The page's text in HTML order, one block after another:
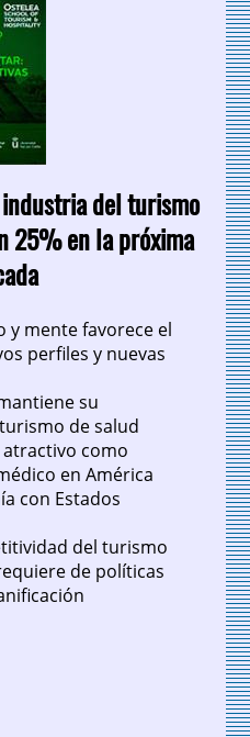
del turismo
25% en la próxima
y mente favorece el
perfiles y nuevas
su
de salud
como
en América
con Estados
del turismo
de políticas